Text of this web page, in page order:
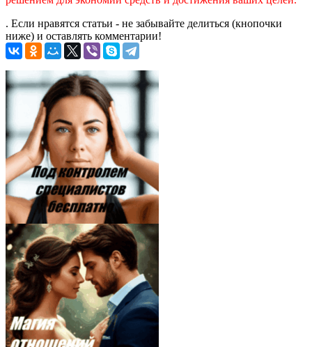
. Если нравятся статьи - не забывайте делиться (кнопочки
ниже) и оставлять комментарии!